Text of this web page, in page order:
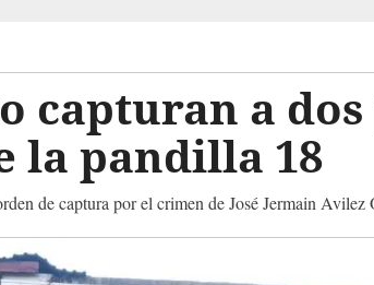
capturan a
la pandilla 18
de captura por el crimen de José Jermain Avilez